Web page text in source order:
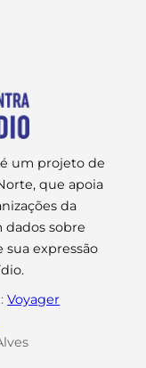
um projeto de
que apoia
da
sobre
sua expressão
:Voyager